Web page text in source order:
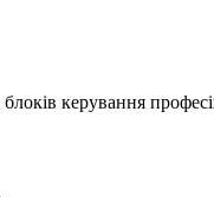
керування